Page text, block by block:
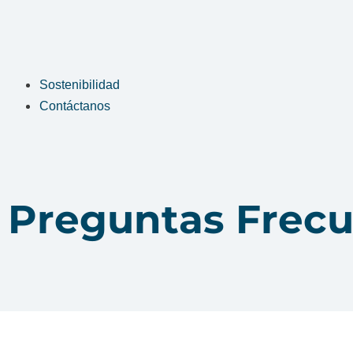
Sostenibilidad
Contáctanos
Preguntas